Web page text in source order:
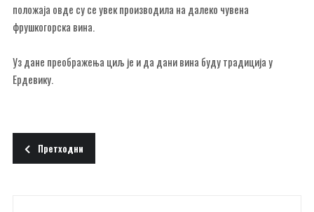
положаја овде су се увек производила на далеко чувена
фрушкогорска вина.
Уз дане преображења циљ је и да дани вина буду традиција у
Ердевику.
Претходни чланак: Узгој свиња Бачинци
Претходни